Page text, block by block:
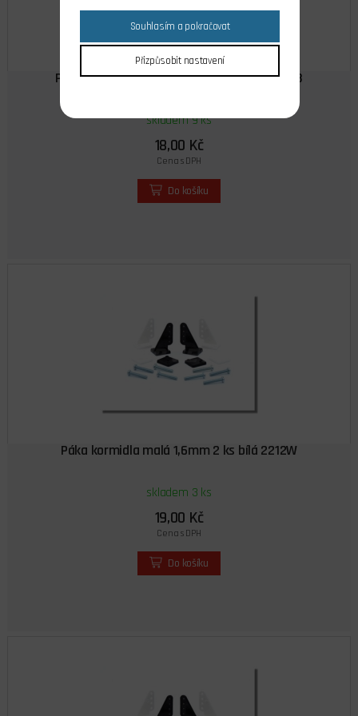
Páka kormidla malá 1,6 mm 2 ks černá 2212B
skladem 9 ks
18,00 Kč
Cena s DPH
Do košíku
Páka kormidla malá 1,6mm 2 ks bílá 2212W
skladem 3 ks
19,00 Kč
Cena s DPH
Do košíku
Souhlasím a pokračovat
Přizpůsobit nastavení